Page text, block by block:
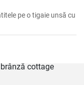
pe o tigaie unsă cu